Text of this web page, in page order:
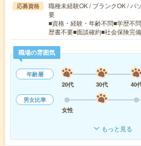
応募資格
職種未経験OK / ブランクOK / パ
要
■資格・経験・年齢不問■学歴不
歴書不要■面談確約■社会保険完
職場の雰囲気
年齢層
20代
30代 40
男女比率
女性
もっと見る